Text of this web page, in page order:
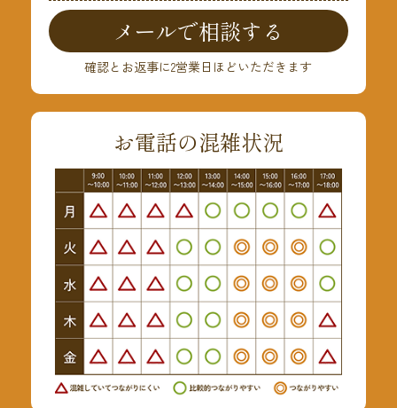
メールで相談する
確認とお返事に2営業日ほどいただきます
お電話の混雑状況